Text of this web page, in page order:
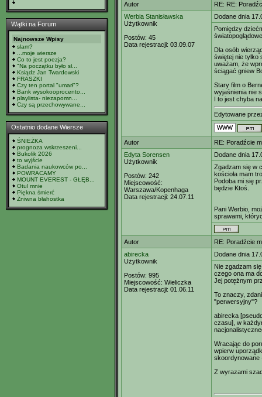
Wątki na Forum
Najnowsze Wpisy
slam?
...moje wiersze
Co to jest poezja?
"Na początku było sł...
Ksiądz Jan Twardowski
FRASZKI
Czy ten portal "umarł"?
Bank wysokooprocento...
playlista- niezapomn...
Czy są przechowywane...
Ostatnio dodane Wiersze
ŚNIEŻKA
prognoza wskrzeszeni...
Bukolik 2026
to wyjście
Badania naukowców po...
POWRACAMY
MOUNT EVEREST - GŁĘB...
Otul mnie
Piękna śmierć
Żniwna błahostka
Autor
RE: RE:
Werbia Stanisławska
Użytkownik
Postów: 45
Data rejestracji: 03.09.07
Dodane dnia
Pomiędzy
Dla osób
świętej nie tylko
uważam, że
ściągać gniew
Stary film o
wyjaśnienia nie
I to jest chyba
Edytowane
Autor
RE: Poradźcie
Edyta Sorensen
Użytkownik
Postów: 242
Miejscowość:
Warszawa/Kopenhaga
Data rejestracji: 24.07.11
Dodane dnia
Zgadzam się w
kościoła mam
Podoba mi się
będzie Ktoś.
Pani Werbio,
sprawami,
Autor
RE: Poradźcie
abirecka
Użytkownik
Postów: 995
Miejscowość: Wieliczka
Data rejestracji: 01.06.11
Dodane dnia
Nie zgadzam
czego ona ma
Jej potężnym
To znaczy,
"perwersyjny"?
abirecka
czasu], w
Wracając do
wpierw
skoordynowane
Z wyrazami